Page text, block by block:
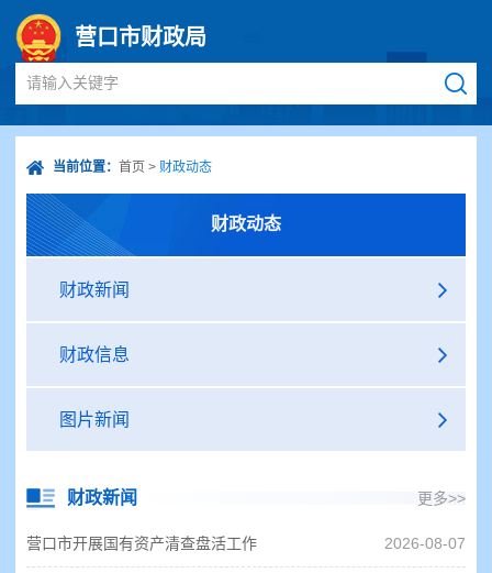
营口市财政局
请输入关键字
当前位置： 首页 > 财政动态
财政动态
财政新闻
财政信息
图片新闻
财政新闻 更多>>
营口市开展国有资产清查盘活工作 2026-08-07